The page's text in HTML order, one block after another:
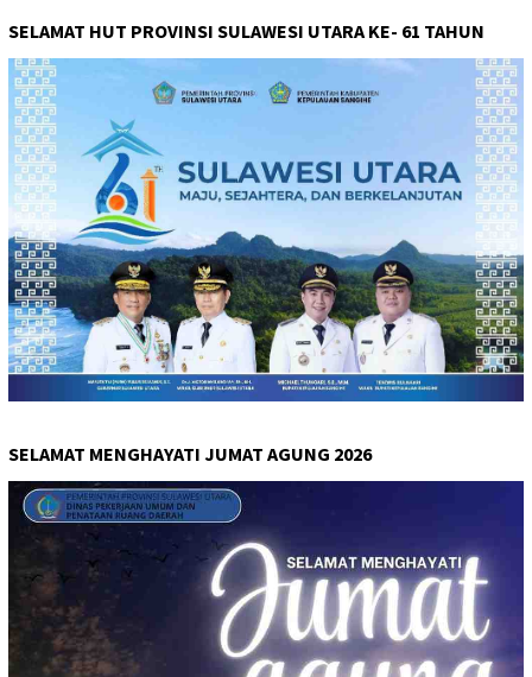
SELAMAT HUT PROVINSI SULAWESI UTARA KE- 61 TAHUN
SELAMAT MENGHAYATI JUMAT AGUNG 2026